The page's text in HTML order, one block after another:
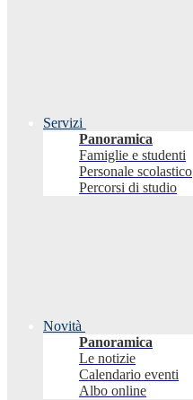
Servizi
Panoramica
Famiglie e studenti
Personale scolastico
Percorsi di studio
Novità
Panoramica
Le notizie
Calendario eventi
Albo online